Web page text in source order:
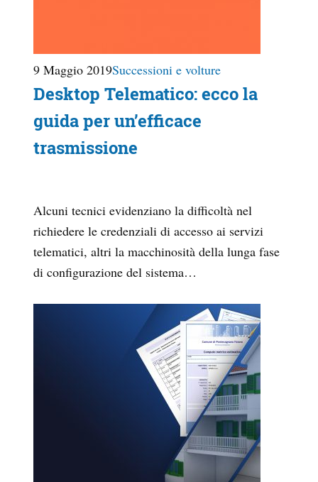
9 Maggio 2019Successioni e volture
Desktop Telematico: ecco la
guida per un’efficace
trasmissione
Alcuni tecnici evidenziano la difficoltà nel
richiedere le credenziali di accesso ai servizi
telematici, altri la macchinosità della lunga fase
di configurazione del sistema…